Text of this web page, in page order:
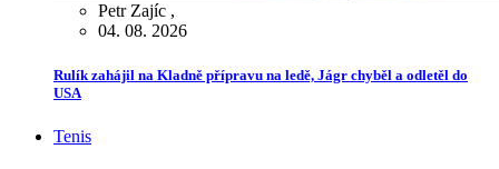
Petr Zajíc ,
04. 08. 2026
Rulík zahájil na Kladně přípravu na ledě, Jágr chyběl a odletěl do
USA
Tenis